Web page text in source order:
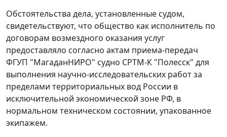
Обстоятельства дела, установленные судом,
свидетельствуют, что общество как исполнитель по
договорам возмездного оказания услуг
предоставляло согласно актам приема-передач
ФГУП "МагаданНИРО" судно СРТМ-К "Полесск" для
выполнения научно-исследовательских работ за
пределами территориальных вод России в
исключительной экономической зоне РФ, в
нормальном техническом состоянии, упакованное
экипажем.